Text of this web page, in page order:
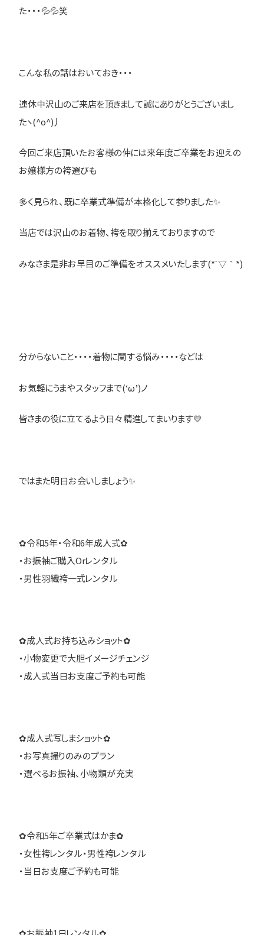
た・・・💦💦笑
こんな私の話はおいておき・・・
連休中沢山のご来店を頂きまして誠にありがとうございまし
たヽ(^o^)丿
今回ご来店頂いたお客様の仲には来年度ご卒業をお迎えの
お嬢様方の袴選びも
多く見られ、既に卒業式準備が本格化して参りました✨
当店では沢山のお着物、袴を取り揃えておりますので
みなさま是非お早目のご準備をオススメいたします(*´▽｀*)
分からないこと・・・・着物に関する悩み・・・・などは
お気軽にうまやスタッフまで(‘ω’)ノ
皆さまの役に立てるよう日々精進してまいります💛
ではまた明日お会いしましょう✨
✿令和5年・令和6年成人式✿
・お振袖ご購入Orレンタル
・男性羽織袴一式レンタル
✿成人式お持ち込みショット✿
・小物変更で大胆イメージチェンジ
・成人式当日お支度ご予約も可能
✿成人式写しまショット✿
・お写真撮りのみのプラン
・選べるお振袖、小物類が充実
✿令和5年ご卒業式はかま✿
・女性袴レンタル・男性袴レンタル
・当日お支度ご予約も可能